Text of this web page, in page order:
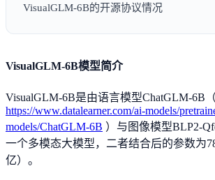
VisualGLM-6B的开源协议情况
VisualGLM-6B模型简介
VisualGLM-6B是由语言模型ChatGLM-6B（
https://www.datalearner.com/ai-models/
models/ChatGLM-6B ）与图像模型BLP2-
一个多模态大模型，二者结合后的参数为
亿）。